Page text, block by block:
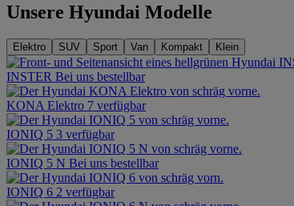
Unsere Hyundai Modelle
Elektro SUV Sport Van Kompakt Klein
INSTER Bei uns bestellbar
KONA Elektro 7 verfügbar
IONIQ 5 3 verfügbar
IONIQ 5 N Bei uns bestellbar
IONIQ 6 2 verfügbar